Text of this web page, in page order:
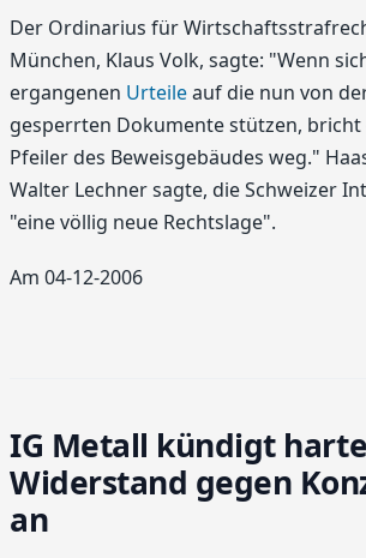
Der Ordinarius für
München, Klaus Volk, sagte: "Wenn
ergangenen Urteileauf die nun von
gesperrten Dokumente stützen,
Pfeiler des Beweisgebäudes weg."
Walter Lechner sagte, die Schweizer
"eine völlig neue Rechtslage".
Am 04-12-2006
IG Metall kündigt
Widerstand gegen
an